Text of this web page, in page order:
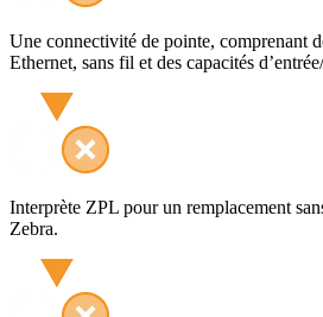
Une connectivité de pointe, comprenant
Ethernet, sans fil et des capacités
Interprète ZPL pour un remplacement
Zebra.